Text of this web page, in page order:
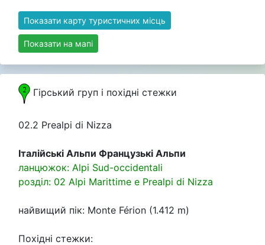
Показати карту туристичних місць
Показати на мапі
Гірський груп i похідні стежки
02.2 Prealpi di Nizza
Італійські Альпи Французькі Альпи
ланцюжок: Alpi Sud-occidentali
розділ: 02 Alpi Marittime e Prealpi di Nizza
найвищий пік: Monte Férion (1.412 m)
Похідні стежки: